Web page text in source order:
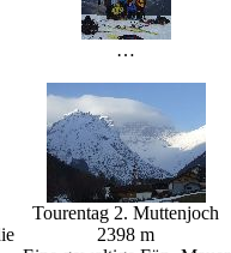
…
Tourentag 2. Muttenjoch
2398 m